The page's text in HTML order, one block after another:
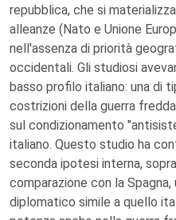
repubblica, che si
alleanze (Nato e Unione
nell'assenza di priorità
occidentali. Gli studiosi
basso profilo italiano: una di
costrizioni della guerra
sul condizionamento
italiano. Questo studio ha
seconda ipotesi interna,
comparazione con la
diplomatico simile a quello